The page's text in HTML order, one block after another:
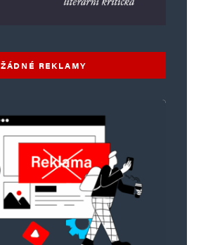
ŽÁDNÉ REKLAMY